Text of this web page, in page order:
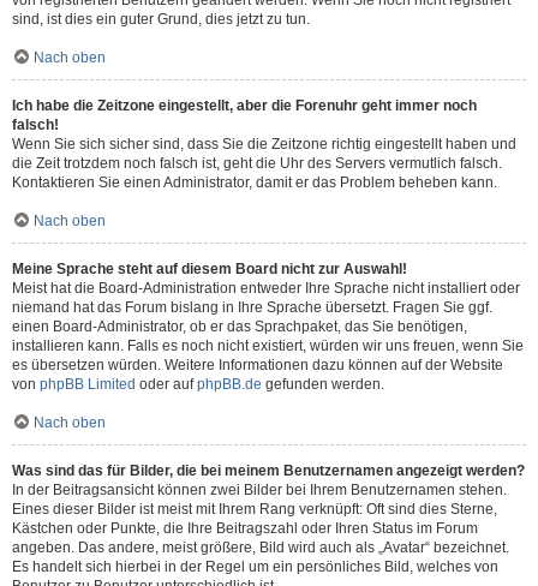
sind, ist dies ein guter Grund, dies jetzt zu tun.
Nach oben
Ich habe die Zeitzone eingestellt, aber die Forenuhr geht immer noch
falsch!
Wenn Sie sich sicher sind, dass Sie die Zeitzone richtig eingestellt haben und
die Zeit trotzdem noch falsch ist, geht die Uhr des Servers vermutlich falsch.
Kontaktieren Sie einen Administrator, damit er das Problem beheben kann.
Nach oben
Meine Sprache steht auf diesem Board nicht zur Auswahl!
Meist hat die Board-Administration entweder Ihre Sprache nicht installiert oder
niemand hat das Forum bislang in Ihre Sprache übersetzt. Fragen Sie ggf.
einen Board-Administrator, ob er das Sprachpaket, das Sie benötigen,
installieren kann. Falls es noch nicht existiert, würden wir uns freuen, wenn Sie
es übersetzen würden. Weitere Informationen dazu können auf der Website
von phpBB Limited oder aufphpBB.de gefunden werden.
Nach oben
Was sind das für Bilder, die bei meinem Benutzernamen angezeigt werden?
In der Beitragsansicht können zwei Bilder bei Ihrem Benutzernamen stehen.
Eines dieser Bilder ist meist mit Ihrem Rang verknüpft: Oft sind dies Sterne,
Kästchen oder Punkte, die Ihre Beitragszahl oder Ihren Status im Forum
angeben. Das andere, meist größere, Bild wird auch als „Avatar“ bezeichnet.
Es handelt sich hierbei in der Regel um ein persönliches Bild, welches von